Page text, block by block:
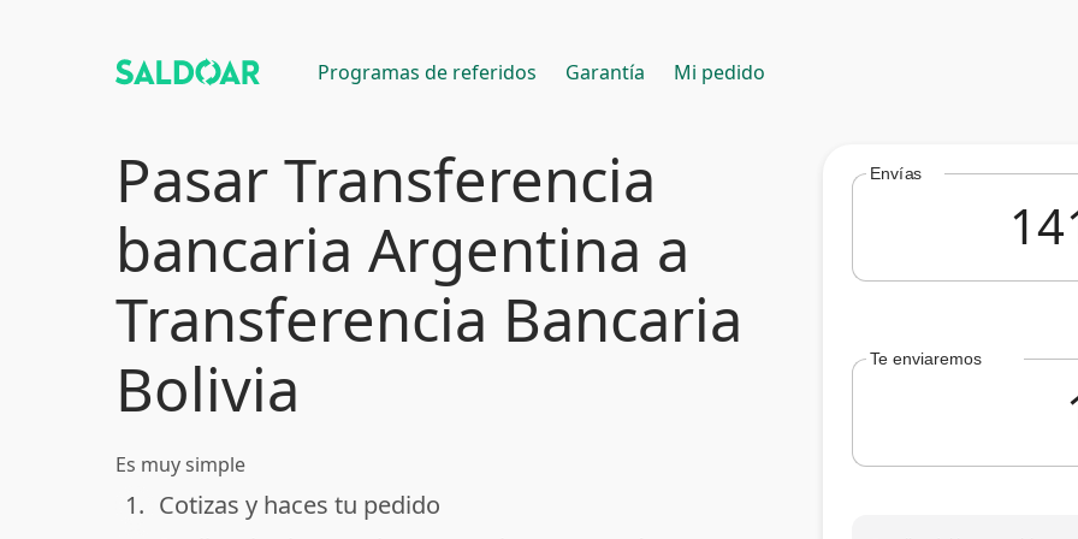
Programas de referidos Garantía Mi pedido
Pasar Transferencia
bancaria Argentina a
Transferencia Bancaria
Bolivia
Es muy simple
done
1. Cotizas y haces tu pedido
Envías
Te enviaremos